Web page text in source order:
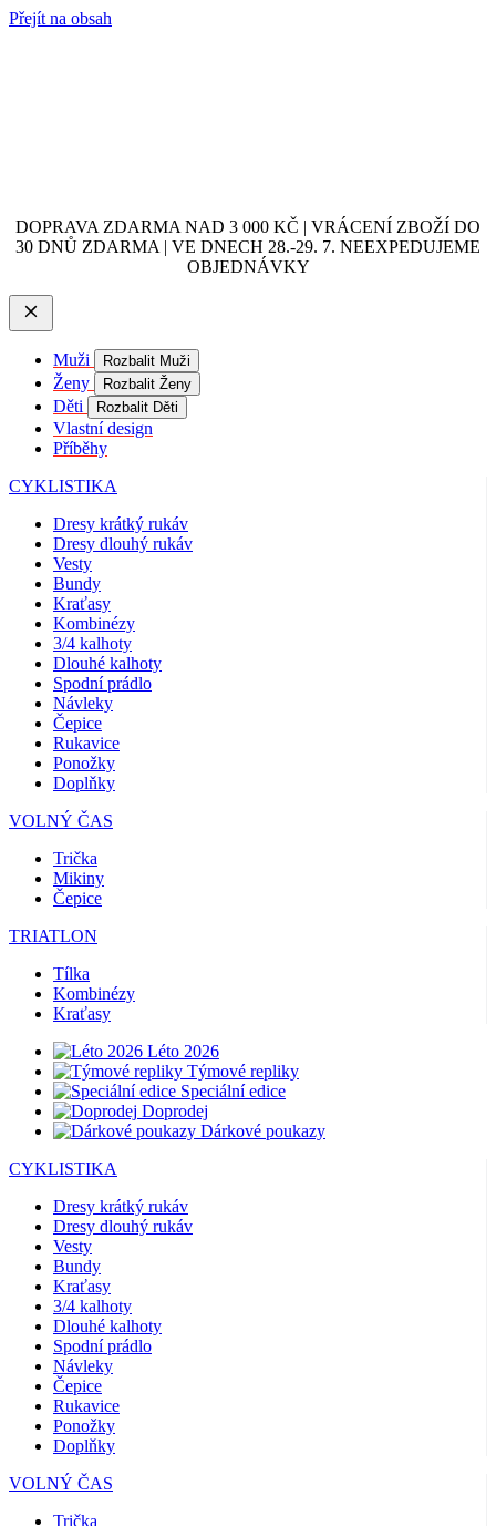
Přejít na obsah
DOPRAVA ZDARMA NAD 3 000 KČ | VRÁCENÍ ZBOŽÍ DO
30 DNŮ ZDARMA | VE DNECH 28.-29. 7. NEEXPEDUJEME
OBJEDNÁVKY
Muži Rozbalit Muži
Ženy Rozbalit Ženy
Děti Rozbalit Děti
Vlastní design
Příběhy
CYKLISTIKA
Dresy krátký rukáv
Dresy dlouhý rukáv
Vesty
Bundy
Kraťasy
Kombinézy
3/4 kalhoty
Dlouhé kalhoty
Spodní prádlo
Návleky
Čepice
Rukavice
Ponožky
Doplňky
VOLNÝ ČAS
Trička
Mikiny
Čepice
TRIATLON
Tílka
Kombinézy
Kraťasy
Léto 2026
Týmové repliky
Speciální edice
Doprodej
Dárkové poukazy
CYKLISTIKA
Dresy krátký rukáv
Dresy dlouhý rukáv
Vesty
Bundy
Kraťasy
3/4 kalhoty
Dlouhé kalhoty
Spodní prádlo
Návleky
Čepice
Rukavice
Ponožky
Doplňky
VOLNÝ ČAS
Trička